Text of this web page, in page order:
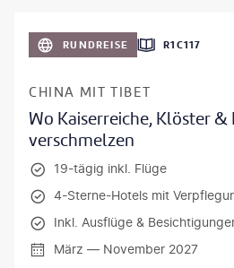
RUNDREISE R1C117
CHINA MIT TIBET
Wo Kaiserreiche, Klöster
verschmelzen
19-tägig inkl. Flüge
4-Sterne-Hotels mit
Inkl. Ausflüge &
März — November 2027